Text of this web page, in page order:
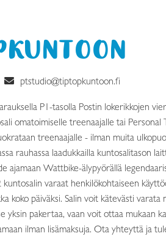
ptstudio@tiptopkuntoon.fi
P1-tasolla Postin lokerikkojen
omatoimiselle treenaajalle tai Personal
treenaajalle - ilman muita
rauhassa laadukkailla kuntosalitason
ajamaan Wattbike-älypyörällä
kuntosalin varaat henkilökohtaiseen
koko päiväksi. Salin voit kätevästi
yksin pakertaa, vaan voit ottaa mukaan
ilman lisämaksuja. Ota yhteyttä ja